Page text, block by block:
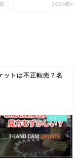
2024年4
ットは不正転売？名